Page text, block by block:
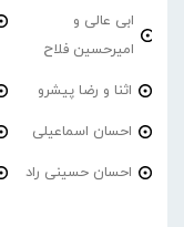
ابی عالی و
امیرحسین فلاح
اثنا و رضا پیشرو
احسان اسماعیلی
احسان حسینی راد